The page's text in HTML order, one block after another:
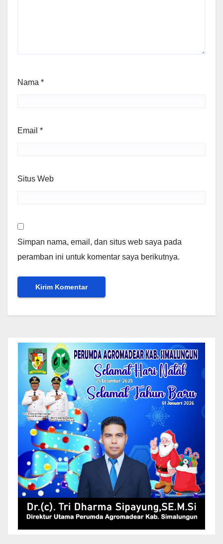
Nama *
Email *
Situs Web
Simpan nama, email, dan situs web saya pada
peramban ini untuk komentar saya berikutnya.